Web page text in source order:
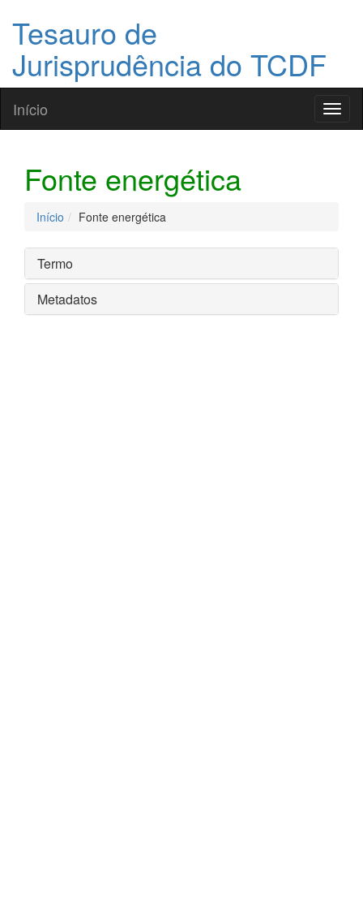
Tesauro de
Jurisprudência do TCDF
Início
Fonte energética
Início Fonte energética
Termo
Metadatos